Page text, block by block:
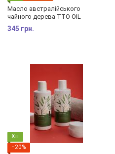
Масло австралійського
чайного дерева TTO OIL
345 грн.
Хіт
−20%